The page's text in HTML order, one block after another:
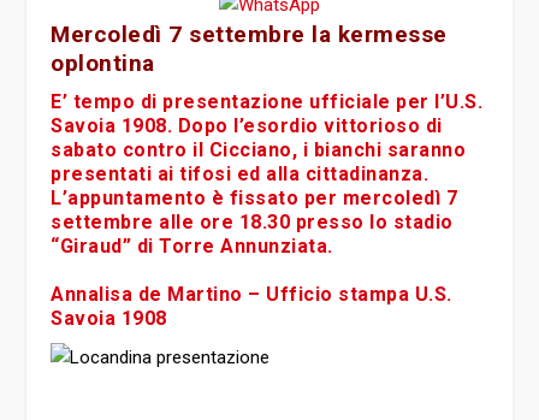
Mercoledì 7 settembre la kermesse
oplontina
E’ tempo di presentazione ufficiale per l’U.S.
Savoia 1908. Dopo l’esordio vittorioso di
sabato contro il Cicciano, i bianchi saranno
presentati ai tifosi ed alla cittadinanza.
L’appuntamento è fissato per mercoledì 7
settembre alle ore 18.30 presso lo stadio
“Giraud” di Torre Annunziata.
Annalisa de Martino – Ufficio stampa U.S.
Savoia 1908